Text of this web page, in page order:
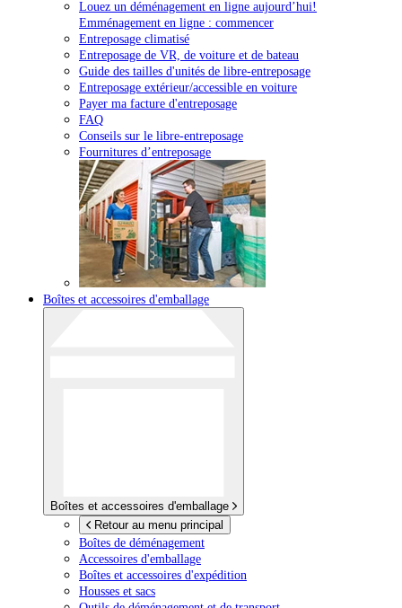
Louez un déménagement en ligne aujourd’hui!
Emménagement en ligne : commencer
Entreposage climatisé
Entreposage de VR, de voiture et de bateau
Guide des tailles d'unités de libre-entreposage
Entreposage extérieur/accessible en voiture
Payer ma facture d'entreposage
FAQ
Conseils sur le libre-entreposage
Fournitures d’entreposage
Boîtes et accessoires d'emballage
Boîtes et accessoires d'emballage
Retour au menu principal
Boîtes de déménagement
Accessoires d'emballage
Boîtes et accessoires d'expédition
Housses et sacs